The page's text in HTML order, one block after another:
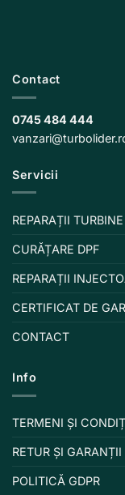
Contact
0745 484 444
Servicii
REPARAȚII TURBINE
CURĂȚARE DPF
REPARAȚII
CERTIFICAT DE
CONTACT
Info
TERMENI ȘI
RETUR ȘI GARANȚII
POLITICĂ GDPR